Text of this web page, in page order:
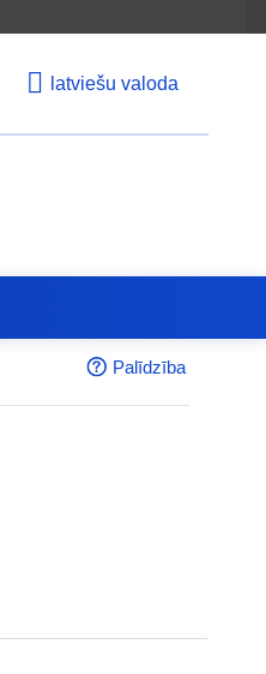
latviešu valoda
Palīdzība